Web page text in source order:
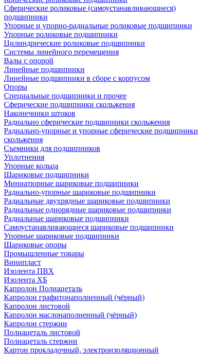
Сферические роликовые (самоустанавливающиеся)
подшипники
Упорные и упорно-радиальные роликовые подшипники
Упорные роликовые подшипники
Цилиндрические роликовые подшипники
Системы линейного перемещения
Валы с опорой
Линейные подшипники
Линейные подшипники в сборе с корпусом
Опоры
Специальные подшипники и прочее
Сферические подшипники скольжения
Наконечники штоков
Радиально сферические подшипники скольжения
Радиально-упорные и упорные сферические подшипники
скольжения
Съемники для подшипников
Уплотнения
Упорные кольца
Шариковые подшипники
Миниатюрные шариковые подшипники
Радиально-упорные шариковые подшипники
Радиальные двухрядные шариковые подшипники
Радиальные однорядные шариковые подшипники
Радиальные шариковые подшипники
Самоустанавливающиеся шариковые подшипники
Упорные шариковые подшипники
Шариковые опоры
Промышленные товары
Винипласт
Изолента ПВХ
Изолента ХБ
Капролон Полиацеталь
Капролон графитонаполненный (чёрный)
Капролон листовой
Капролон маслонаполненный (чёрный)
Капролон стержни
Полиацеталь листовой
Полиацеталь стержни
Картон прокладочный, электроизоляционный